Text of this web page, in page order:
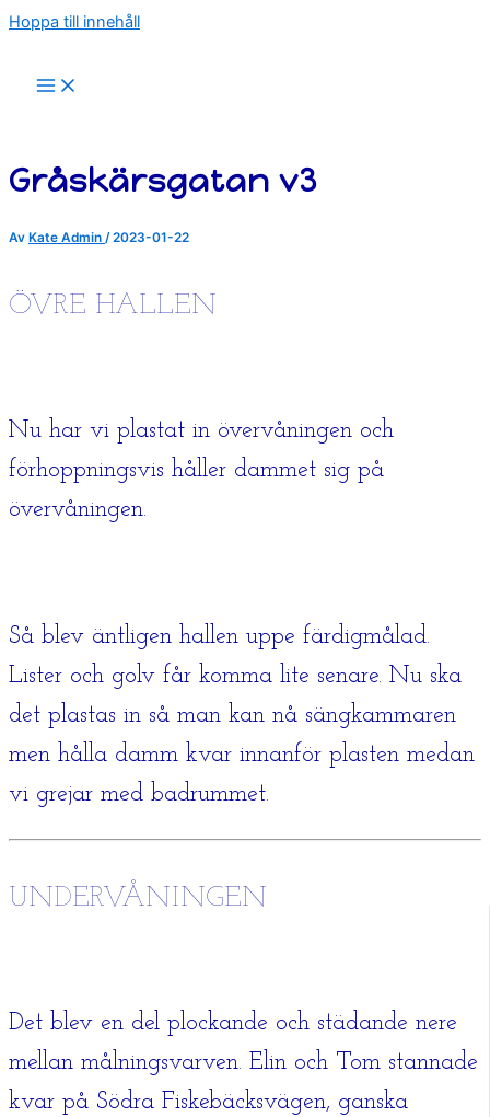
Hoppa till innehåll
Gråskärsgatan v3
Av Kate Admin /2023-01-22
ÖVRE HALLEN
Nu har vi plastat in övervåningen och
förhoppningsvis håller dammet sig på
övervåningen.
Så blev äntligen hallen uppe färdigmålad.
Lister och golv får komma lite senare. Nu ska
det plastas in så man kan nå sängkammaren
men hålla damm kvar innanför plasten medan
vi grejar med badrummet.
UNDERVÅNINGEN
Det blev en del plockande och städande nere
mellan målningsvarven. Elin och Tom stannade
kvar på Södra Fiskebäcksvägen, ganska